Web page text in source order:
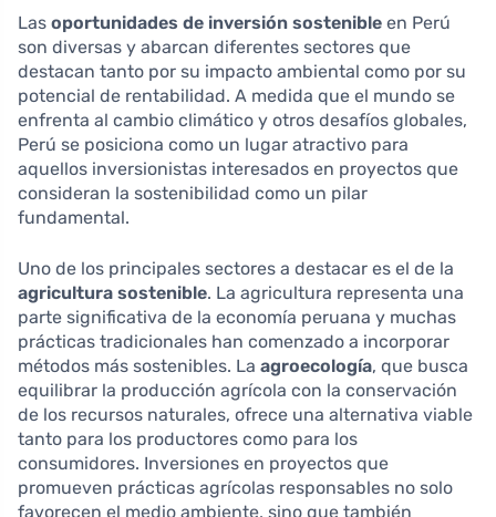
Las oportunidades de inversión sostenible en Perú
son diversas y abarcan diferentes sectores que
destacan tanto por su impacto ambiental como por su
potencial de rentabilidad. A medida que el mundo se
enfrenta al cambio climático y otros desafíos globales,
Perú se posiciona como un lugar atractivo para
aquellos inversionistas interesados en proyectos que
consideran la sostenibilidad como un pilar
fundamental.
Uno de los principales sectores a destacar es el de la
agricultura sostenible. La agricultura representa una
parte significativa de la economía peruana y muchas
prácticas tradicionales han comenzado a incorporar
métodos más sostenibles. La agroecología, que busca
equilibrar la producción agrícola con la conservación
de los recursos naturales, ofrece una alternativa viable
tanto para los productores como para los
consumidores. Inversiones en proyectos que
promueven prácticas agrícolas responsables no solo
favorecen el medio ambiente, sino que también